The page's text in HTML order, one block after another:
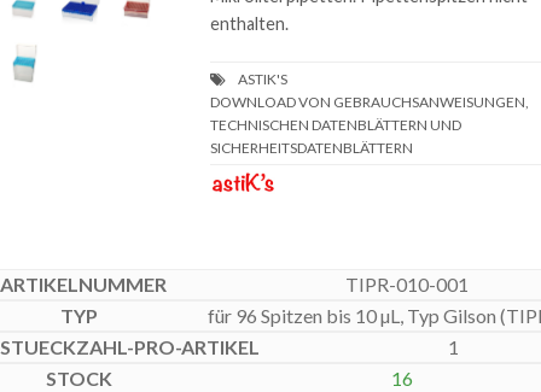
enthalten.
DOWNLOAD VON GEBRAUCHSANWEISUNGEN,
TECHNISCHEN DATENBLÄTTERN UND
SICHERHEITSDATENBLÄTTERN
TIPR-010-001
für 96 Spitzen bis 10 µL, Typ Gilson
1
16